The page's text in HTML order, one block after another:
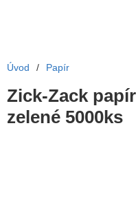
Úvod / Papír
Zick-Zack
zelené 5000ks